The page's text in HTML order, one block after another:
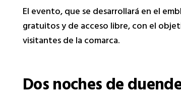
El evento, que se desarrollará en el
gratuitos y de acceso libre, con el
visitantes de la comarca.
Dos noches de